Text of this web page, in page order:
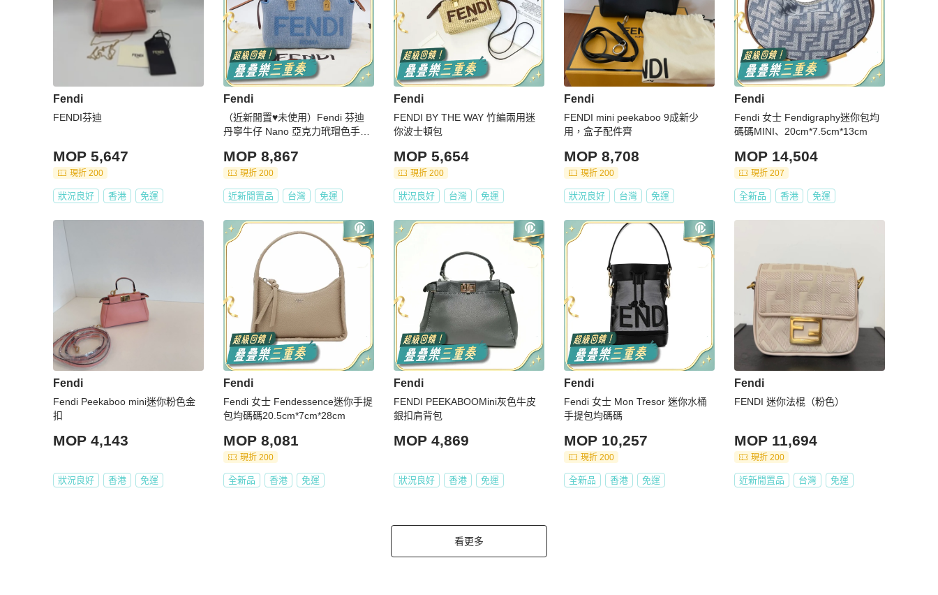
Fendi
FENDI芬迪
MOP 5,647
現折 200
狀況良好 香港 免運
Fendi
（近新閒置♥️未使用）Fendi 芬迪
丹寧牛仔 Nano 亞克力玳瑁色手柄
MOP 8,867
現折 200
近新閒置品 台灣 免運
Fendi
FENDI BY THE WAY 竹編兩用迷
你波士頓包
MOP 5,654
現折 200
狀況良好 台灣 免運
Fendi
FENDI mini peekaboo 9成新少
用，盒子配件齊
MOP 8,708
現折 200
狀況良好 台灣 免運
Fendi
Fendi 女士 Fendigraphy迷你包均
碼碼MINI、20cm*7.5cm*13cm
MOP 14,504
現折 207
全新品 香港 免運
Fendi
Fendi Peekaboo mini迷你粉色金
扣
MOP 4,143
狀況良好 香港 免運
Fendi
Fendi 女士 Fendessence迷你手提
包均碼碼20.5cm*7cm*28cm
MOP 8,081
現折 200
全新品 香港 免運
Fendi
FENDI PEEKABOOMini灰色牛皮
銀扣肩背包
MOP 4,869
狀況良好 香港 免運
Fendi
Fendi 女士 Mon Tresor 迷你水桶
手提包均碼碼
MOP 10,257
現折 200
全新品 香港 免運
Fendi
FENDI 迷你法棍（粉色）
MOP 11,694
現折 200
近新閒置品 台灣 免運
看更多